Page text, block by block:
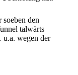
den
talwärts
u.a. wegen der